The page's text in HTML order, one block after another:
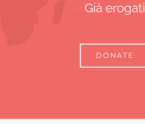
Già erogati
DONATE